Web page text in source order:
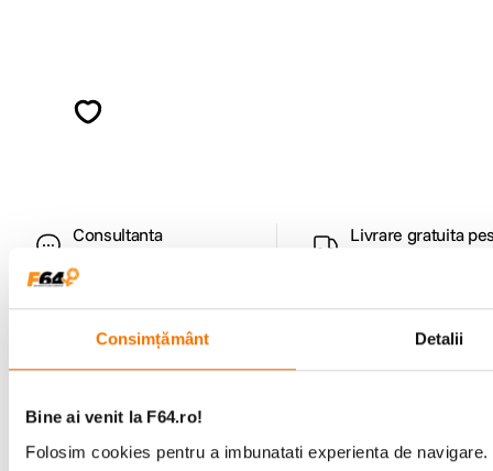
Consimțământ Detalii
Bine ai venit la F64.ro!
Folosim cookies pentru a imbunatati experienta de
Consultanta
Livrare gratuita
Suport